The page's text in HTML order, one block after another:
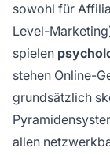
sowohl für
Level-
spielen
stehen Online-
grundsätzlich
allen